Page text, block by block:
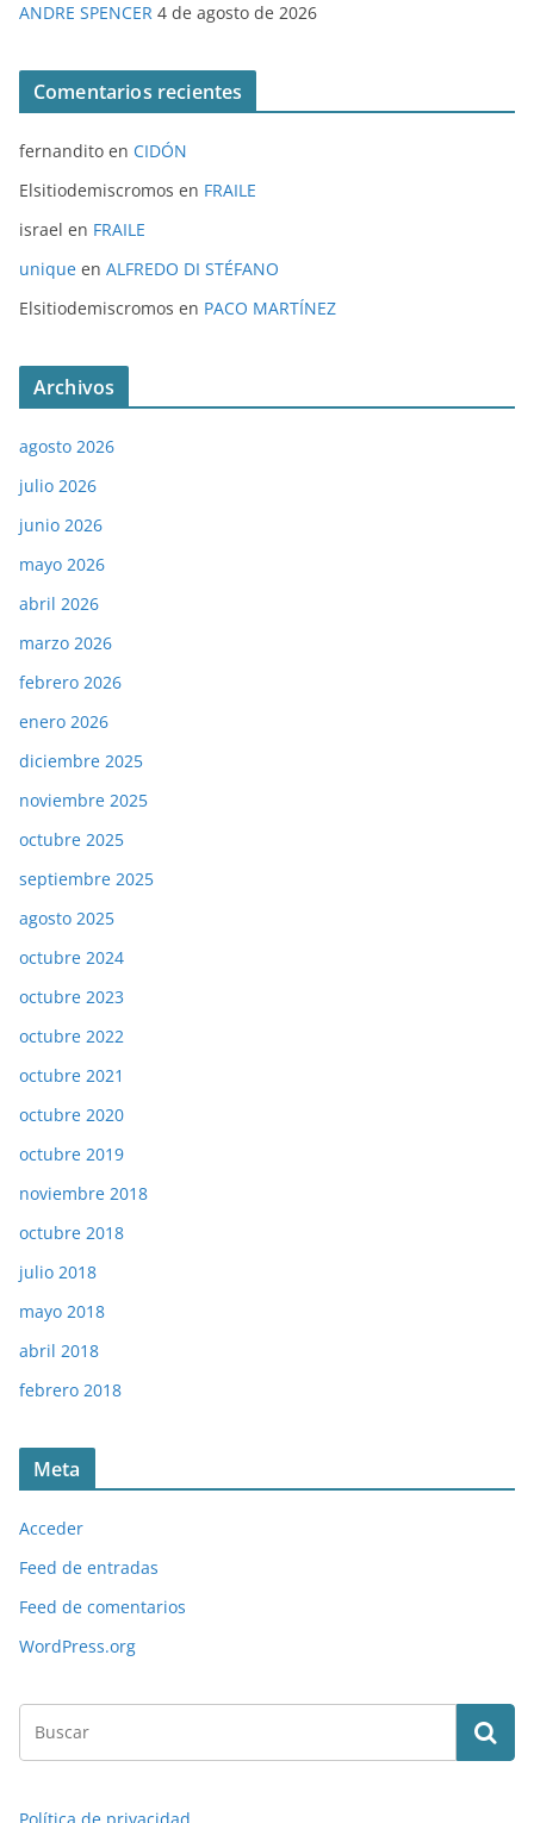
ANDRE SPENCER 4 de agosto de 2026
Comentarios recientes
fernandito en CIDÓN
Elsitiodemiscromos en FRAILE
israel en FRAILE
unique en ALFREDO DI STÉFANO
Elsitiodemiscromos en PACO MARTÍNEZ
Archivos
agosto 2026
julio 2026
junio 2026
mayo 2026
abril 2026
marzo 2026
febrero 2026
enero 2026
diciembre 2025
noviembre 2025
octubre 2025
septiembre 2025
agosto 2025
octubre 2024
octubre 2023
octubre 2022
octubre 2021
octubre 2020
octubre 2019
noviembre 2018
octubre 2018
julio 2018
mayo 2018
abril 2018
febrero 2018
Meta
Acceder
Feed de entradas
Feed de comentarios
WordPress.org